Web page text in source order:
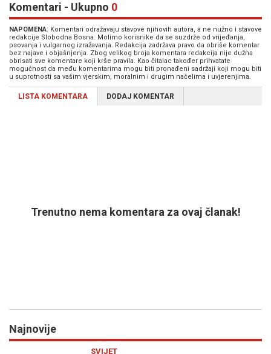
Komentari - Ukupno 0
NAPOMENA: Komentari odražavaju stavove njihovih autora, a ne nužno i stavove
redakcije Slobodna Bosna. Molimo korisnike da se suzdrže od vrijeđanja,
psovanja i vulgarnog izražavanja. Redakcija zadržava pravo da obriše komentar
bez najave i objašnjenja. Zbog velikog broja komentara redakcija nije dužna
obrisati sve komentare koji krše pravila. Kao čitalac također prihvatate
mogućnost da među komentarima mogu biti pronađeni sadržaji koji mogu biti
u suprotnosti sa vašim vjerskim, moralnim i drugim načelima i uvjerenjima.
LISTA KOMENTARA DODAJ KOMENTAR
Trenutno nema komentara za ovaj članak!
Najnovije